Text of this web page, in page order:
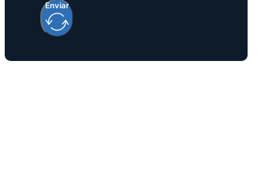
Enviar